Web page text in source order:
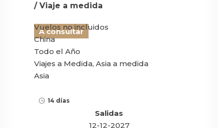
A consultar
/ Viaje a medida
Vuelos no incluidos
China
Todo el Año
Viajes a Medida, Asia a medida
Asia
14 días
Salidas
12-12-2027